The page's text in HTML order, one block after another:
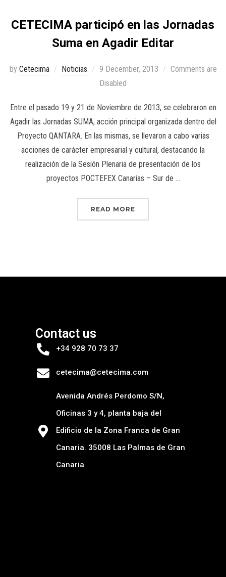
CETECIMA participó en las Jornadas
Suma en Agadir Editar
by Cetecima Noticias 9 December, 2013
Comments are
Disabled
Entre el pasado 19 y 21 de Noviembre de 2013, se celebraron en
Agadir las Jornadas SUMA, acción principal organizada dentro del
Proyecto QANTARA. En las mismas, se llevaron a cabo varias
acciones de carácter empresarial y cultural, destacando la
realización de la Sesión Plenaria de presentación de los
proyectos POCTEFEX Canarias – Sur de …
READ MORE
Contact us
+34 928 70 73 37
cetecima@cetecima.com
Avenida Andrés Perdomo S/N,
Oficinas 3 y 4, planta baja del
Edificio de la Zona Franca de Gran
Canaria. 35008 Las Palmas de Gran
Canaria